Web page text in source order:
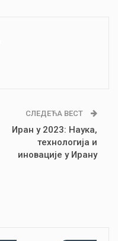
СЛЕДЕЋА ВЕСТ
Иран у 2023: Наука,
технологија и
иновације у Ирану